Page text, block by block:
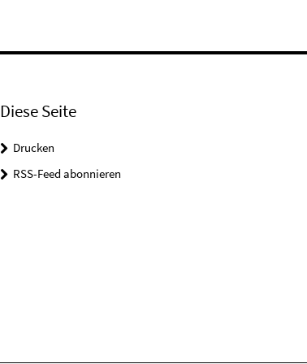
Diese Seite
Drucken
RSS-Feed abonnieren